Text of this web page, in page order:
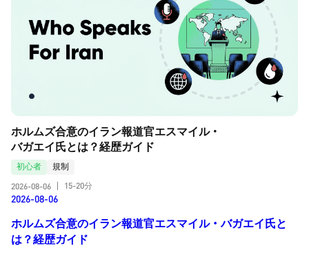
ホルムズ合意のイラン報道官エスマイル・
バガエイ氏とは？経歴ガイド
初心者
規制
2026-08-06
15-20分
2026-08-06
ホルムズ合意のイラン報道官エスマイル・バガエイ氏と
は？経歴ガイド